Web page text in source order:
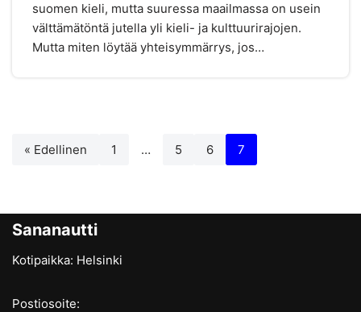
suomen kieli, mutta suuressa maailmassa on usein
välttämätöntä jutella yli kieli- ja kulttuurirajojen.
Mutta miten löytää yhteisymmärrys, jos…
« Edellinen 1 … 5 6 7
Sananautti
Kotipaikka: Helsinki
Postiosoite: